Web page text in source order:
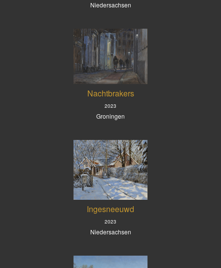
Niedersachsen
Nachtbrakers
2023
Groningen
Ingesneeuwd
2023
Niedersachsen